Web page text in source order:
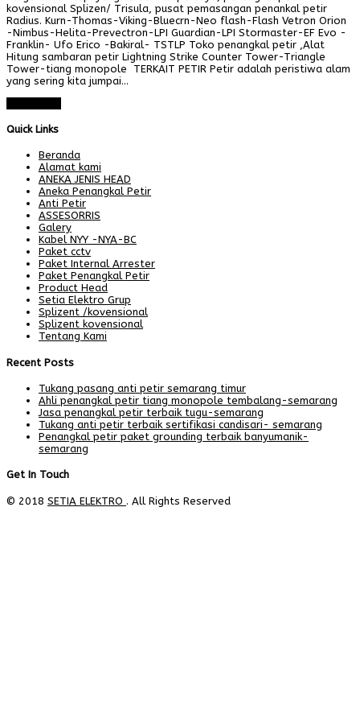
kovensional Splizen/ Trisula, pusat pemasangan penankal petir
Radius. Kurn-Thomas-Viking-Bluecrn-Neo flash-Flash Vetron Orion
-Nimbus-Helita-Prevectron-LPI Guardian-LPI Stormaster-EF Evo -
Franklin- Ufo Erico -Bakiral- TSTLP Toko penangkal petir ,Alat
Hitung sambaran petir Lightning Strike Counter Tower-Triangle
Tower-tiang monopole TERKAIT PETIR Petir adalah peristiwa alam
yang sering kita jumpai…
Quick Links
Beranda
Alamat kami
ANEKA JENIS HEAD
Aneka Penangkal Petir
Anti Petir
ASSESORRIS
Galery
Kabel NYY -NYA-BC
Paket cctv
Paket Internal Arrester
Paket Penangkal Petir
Product Head
Setia Elektro Grup
Splizent /kovensional
Splizent kovensional
Tentang Kami
Recent Posts
Tukang pasang anti petir semarang timur
Ahli penangkal petir tiang monopole tembalang-semarang
Jasa penangkal petir terbaik tugu-semarang
Tukang anti petir terbaik sertifikasi candisari- semarang
Penangkal petir paket grounding terbaik banyumanik-
semarang
Get In Touch
© 2018 SETIA ELEKTRO . All Rights Reserved